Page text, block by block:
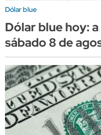
Dólar blue
Dólar blue hoy:
sábado 8 de